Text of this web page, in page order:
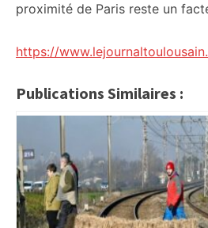
proximité de Paris reste un
https://
Publications Similaires :